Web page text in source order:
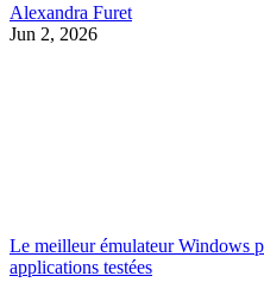
Alexandra Furet
Jun 2, 2026
Le meilleur émulateur Windows
applications testées